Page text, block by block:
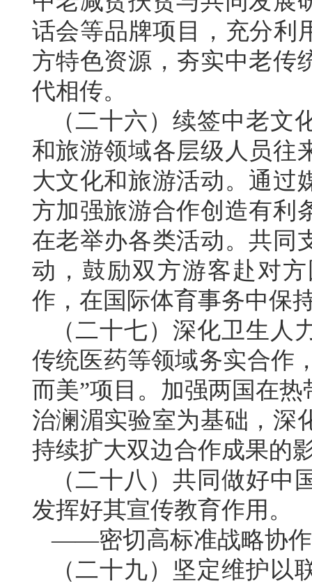
话会等品牌项目，充分利
方特色资源，夯实中老传
代相传。
（二十六）续签中老
和旅游领域各层级人员往
大文化和旅游活动。通过
方加强旅游合作创造有利
在老举办各类活动。共同
动，鼓励双方游客赴对
作，在国际体育事务中保
（二十七）深化卫生
传统医药等领域务实合作
而美”项目。加强两国在
治澜湄实验室为基础，深
持续扩大双边合作成果的
（二十八）共同做好
发挥好其宣传教育作用。
——密切高标准战略协作
（二十九）坚定维护